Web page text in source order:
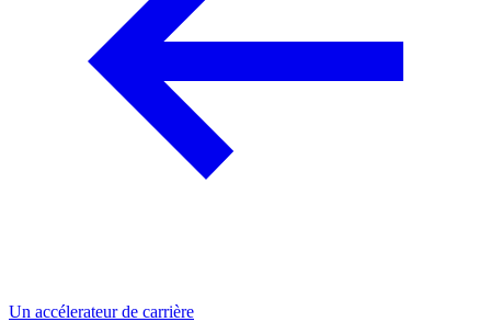
Un accélerateur de carrière